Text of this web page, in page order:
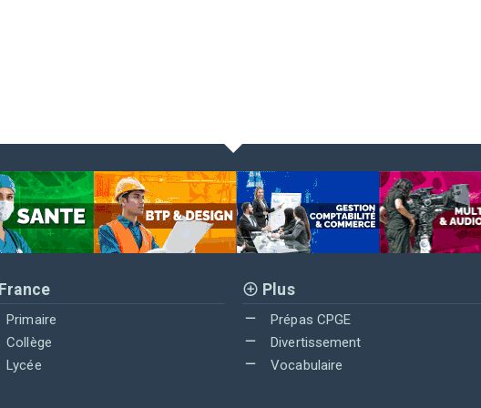
France
Primaire
Collège
Lycée
Plus
Prépas CPGE
Divertissement
Vocabulaire